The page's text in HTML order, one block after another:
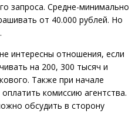
запроса. Средне-минимально
от 40.000 рублей. Но
интересны отношения, если
на 200, 300 тысяч и
Также при начале
комиссию агентства.
обсудить в сторону